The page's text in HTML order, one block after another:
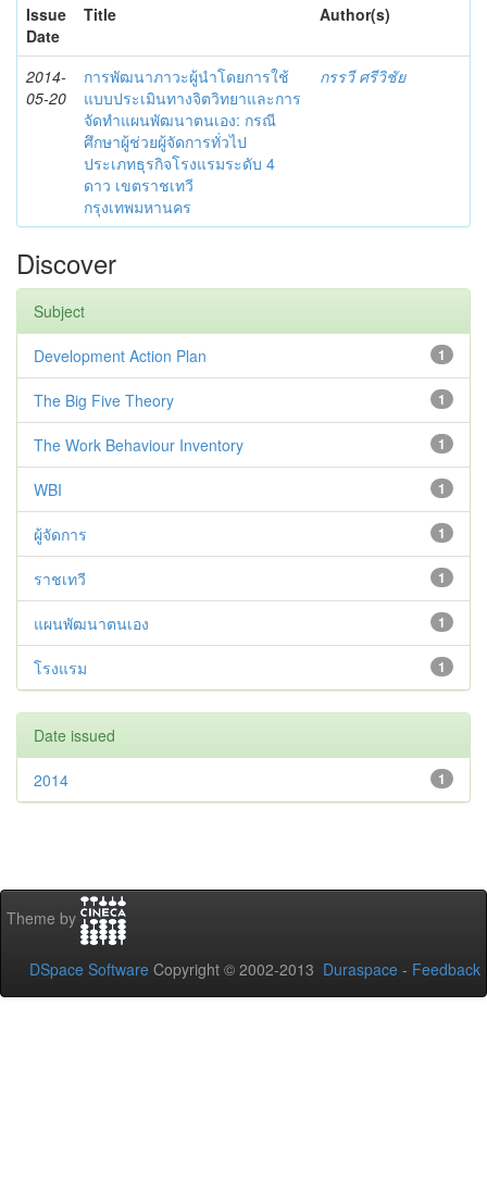
Issue
Date
Title Author(s)
2014-
05-20
การพัฒนาภาวะผู้นำโดยการใช้
แบบประเมินทางจิตวิทยาและการ
จัดทำแผนพัฒนาตนเอง: กรณี
ศึกษาผู้ช่วยผู้จัดการทั่วไป
ประเภทธุรกิจโรงแรมระดับ 4
ดาว เขตราชเทวี
กรุงเทพมหานคร
กรรวี ศรีวิชัย
Discover
Subject
1
Development Action Plan
1
The Big Five Theory
1
The Work Behaviour Inventory
1
WBI
1
ผู้จัดการ
1
ราชเทวี
1
แผนพัฒนาตนเอง
1
โรงแรม
Date issued
1
2014
Theme by
DSpace Software Copyright © 2002-2013 Duraspace - Feedback